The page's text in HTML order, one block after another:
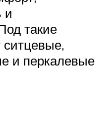
и
такие
ситцевые,
и перкалевые